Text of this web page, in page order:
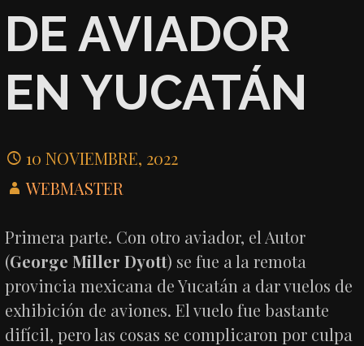
DE AVIADOR
EN YUCATÁN
10 NOVIEMBRE, 2022
WEBMASTER
Primera parte. Con otro aviador, el Autor
(George Miller Dyott) se fue a la remota
provincia mexicana de Yucatán a dar vuelos de
exhibición de aviones. El vuelo fue bastante
difícil, pero las cosas se complicaron por culpa